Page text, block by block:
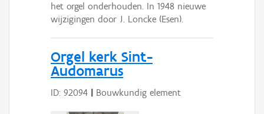
het orgel onderhouden. In 1948 nieuwe
wijzigingen door J. Loncke (Esen).
Orgel kerk Sint-
Audomarus
ID: 92094 | Bouwkundig element